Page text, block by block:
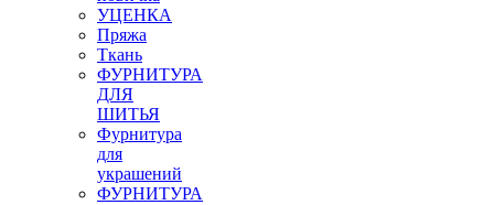
УЦЕНКА
Пряжа
Ткань
ФУРНИТУРА
ДЛЯ
ШИТЬЯ
Фурнитура
для
украшений
ФУРНИТУРА